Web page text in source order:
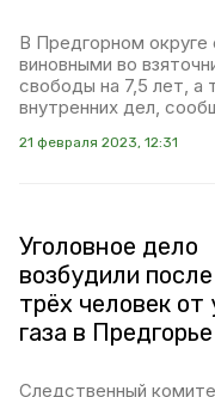
В Предгорном
виновными во
свободы на 7,5 лет, а
внутренних дел,
21 февраля 2023, 12:31
Уголовное дело
возбудили
трёх человек от
газа в Предгорье
Следственный